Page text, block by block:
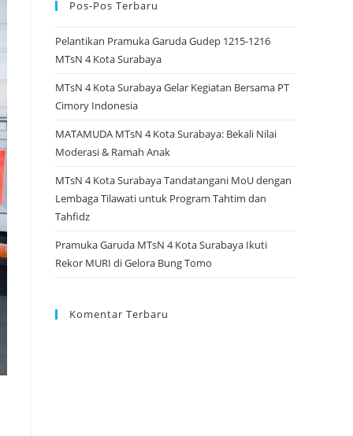
Pos-Pos Terbaru
Pelantikan Pramuka Garuda Gudep 1215-1216
MTsN 4 Kota Surabaya
MTsN 4 Kota Surabaya Gelar Kegiatan Bersama PT
Cimory Indonesia
MATAMUDA MTsN 4 Kota Surabaya: Bekali Nilai
Moderasi & Ramah Anak
MTsN 4 Kota Surabaya Tandatangani MoU dengan
Lembaga Tilawati untuk Program Tahtim dan
Tahfidz
Pramuka Garuda MTsN 4 Kota Surabaya Ikuti
Rekor MURI di Gelora Bung Tomo
Komentar Terbaru